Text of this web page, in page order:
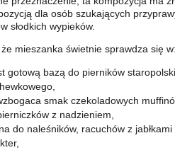
dla osób szukających
słodkich wypieków.
mieszanka świetnie sprawdza się w:
gotową bazą do pierników
smak czekoladowych
z nadzieniem,
do naleśników, racuchów z